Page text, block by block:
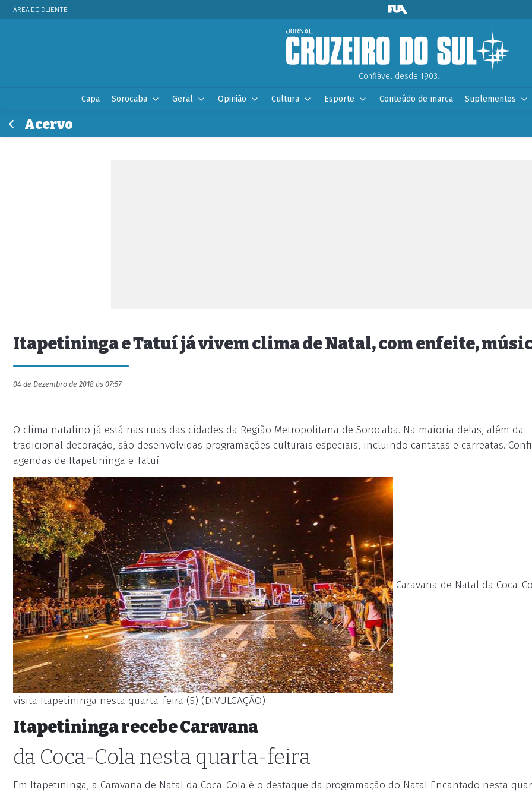
ÁREA DO CLIENTE
Confiável desde 1903.
Capa Sorocaba Geral Opinião Cultura Esporte Conteúdo de marca Suplementos
Acervo
Itapetininga e Tatuí já vivem clima de Natal, com enfeite,
04 de Dezembro de 2018 às 07:57
O clima natalino já está nas ruas das cidades da Região Metropolitana de Sorocaba. Na maioria delas, além da
tradicional decoração, são desenvolvidas programações culturais especiais, incluindo cantatas e carreatas.
agendas de Itapetininga e Tatuí.
Caravana de Natal da Coca-
visita Itapetininga nesta quarta-feira (5) (DIVULGAÇÃO)
Itapetininga recebe Caravana
da Coca-Cola nesta quarta-feira
Em Itapetininga, a Caravana de Natal da Coca-Cola é o destaque da programação do Natal Encantado nesta